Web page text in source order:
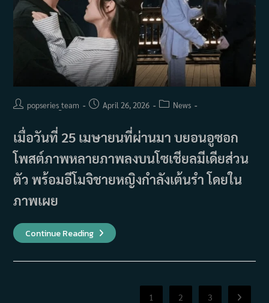
Postpopseries_team
PostApril 26, 2026
PostNews
เมื่อวันที่ 25 เมษายนที่ผ่านมา บยอนอูซอก
โพสต์ภาพหลายภาพลงบนโซเชียลมีเดียส่วน
ตัว พร้อมอีโมจิชายหญิงกำลังเต้นรำ โดยใน
ภาพเผย
Continue Readingบ
ยอน
1 2 3 Go to